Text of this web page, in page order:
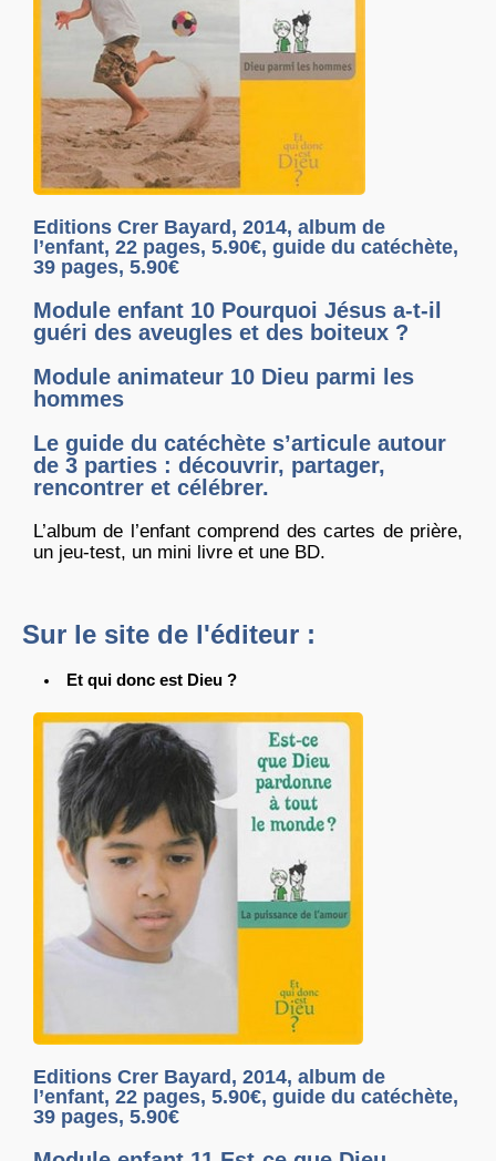
Editions Crer Bayard, 2014, album de
l’enfant, 22 pages, 5.90€, guide du catéchète,
39 pages, 5.90€
Module enfant 10 Pourquoi Jésus a-t-il
guéri des aveugles et des boiteux ?
Module animateur 10 Dieu parmi les
hommes
Le guide du catéchète s’articule autour
de 3 parties : découvrir, partager,
rencontrer et célébrer.
L’album de l’enfant comprend des cartes de prière,
un jeu-test, un mini livre et une BD.
Sur le site de l'éditeur :
Et qui donc est Dieu ?
Editions Crer Bayard, 2014, album de
l’enfant, 22 pages, 5.90€, guide du catéchète,
39 pages, 5.90€